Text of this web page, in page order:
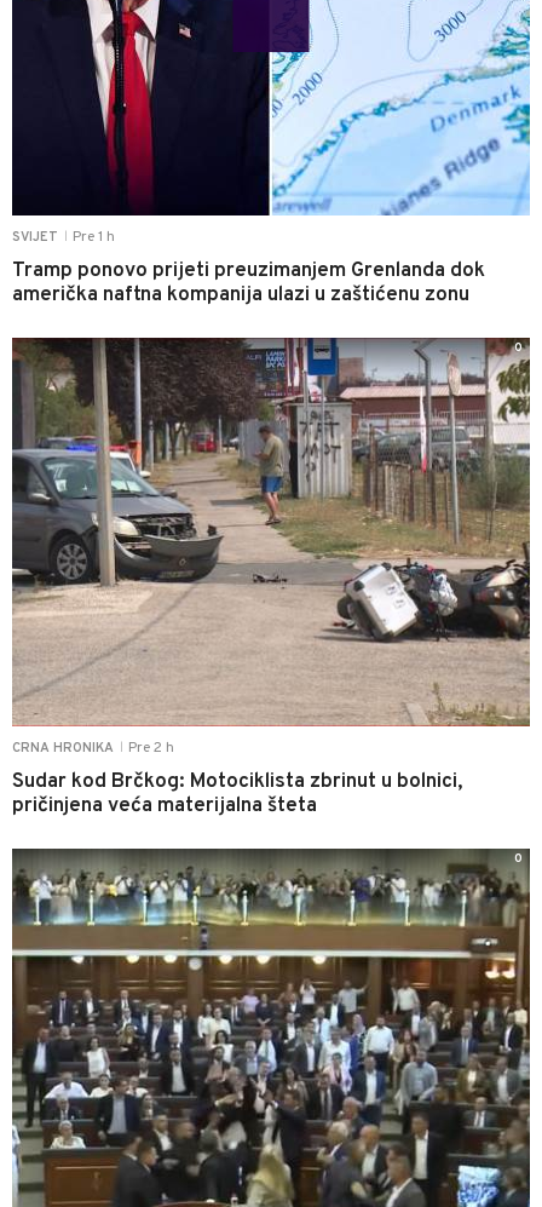
SVIJET Pre 1 h
Tramp ponovo prijeti preuzimanjem Grenlanda dok
američka naftna kompanija ulazi u zaštićenu zonu
CRNA HRONIKA Pre 2 h
Sudar kod Brčkog: Motociklista zbrinut u bolnici,
pričinjena veća materijalna šteta
0
0